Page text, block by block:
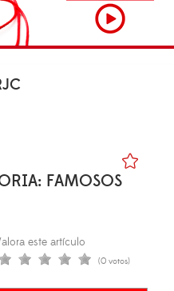
FAMOSOS
este artículo
(0 votos)